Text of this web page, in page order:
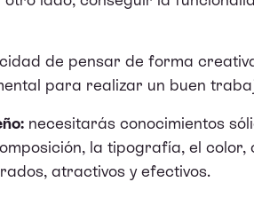
de pensar de forma
para realizar un buen
necesitarás conocimientos
la tipografía, el
atractivos y efectivos.